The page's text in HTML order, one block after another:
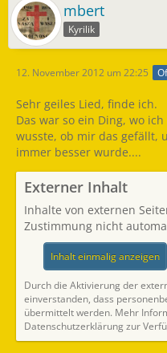
mbert
Kyrilik
12. November 2012 um 22:25
Sehr geiles Lied, finde ich.
Das war so ein Ding, wo
wusste, ob mir das gefällt,
immer besser wurde....
Externer Inhalt
Inhalte von externen
Zustimmung nicht
Inhalt einmalig anzeigen
Durch die Aktivierung der
einverstanden, dass
übermittelt werden. Mehr
Datenschutzerklärung zur